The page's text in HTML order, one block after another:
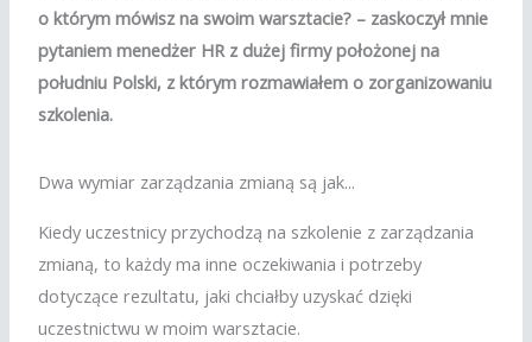
o którym mówisz na swoim warsztacie? – zaskoczył mnie
pytaniem menedżer HR z dużej firmy położonej na
południu Polski, z którym rozmawiałem o zorganizowaniu
szkolenia.
Dwa wymiar zarządzania zmianą są jak...
Kiedy uczestnicy przychodzą na szkolenie z zarządzania
zmianą, to każdy ma inne oczekiwania i potrzeby
dotyczące rezultatu, jaki chciałby uzyskać dzięki
uczestnictwu w moim warsztacie.